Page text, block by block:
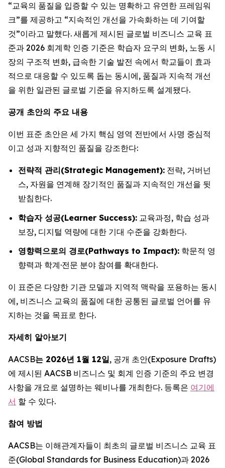
“교육의 품질을 입증할 수 있는 명확하고 유연한 프레임워
크”를 제공하고 “지속적인 개선을 가속화하는 데 기여할
것”이라고 말했다. 새롭게 제시된 글로벌 비즈니스 교육 표
준과 2026 회계학 인증 기준은 학습자 요구의 변화, 노동 시
장의 구조적 변화, 급속한 기술 발전 속에서 학교들이 효과
적으로 대응할 수 있도록 돕는 동시에, 품질과 지속적 개선
을 위한 일관된 글로벌 기준을 유지하도록 설계됐다.
공개 초안의 주요 내용
이번 표준 초안은 세 가지 핵심 영역 전반에서 사명 중심적
이고 성과 지향적인 품질을 강조한다:
전략적 관리(Strategic Management): 전략, 거버넌
스, 자원을 연계해 장기적인 품질과 지속적인 개선을 뒷
받침한다.
학습자 성공(Learner Success): 교육과정, 학습 성과
보장, 디지털 역량에 대한 기대 수준을 강화한다.
영향력으로의 경로(Pathways to Impact): 학문적 영
향력과 학계·전문 분야 참여를 확대한다.
이 표준은 다양한 기관 모델과 지역적 맥락을 포용하는 동시
에, 비즈니스 교육의 품질에 대한 공통된 글로벌 언어를 유
지하는 것을 목표로 한다.
자세히 알아보기
AACSB는 2026년 1월 12일, 공개 초안(Exposure Drafts)
에 제시된 AACSB 비즈니스 및 회계 인증 기준의 주요 변경
사항을 개요로 설명하는 웨비나를 개최한다. 등록은 여기에
서 할 수 있다.
참여 방법
AACSB는 이해관계자들이 최초의 글로벌 비즈니스 교육 표
준(Global Standards for Business Education)과 2026